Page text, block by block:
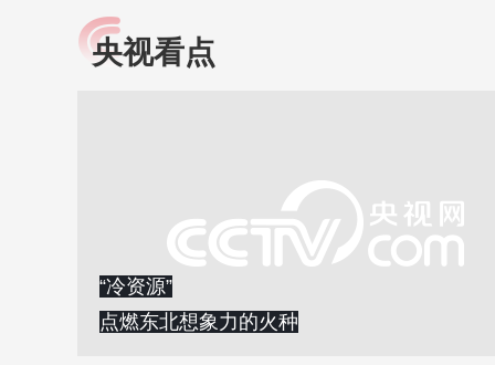
小央视频
知识！
央视看点
“冷资源”
点燃东北想象力的火种